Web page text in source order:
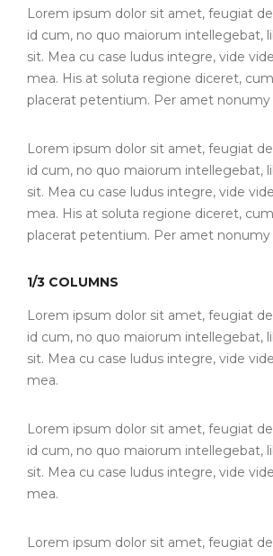
Lorem ipsum dolor sit amet, feugiat
id cum, no quo maiorum intellegebat,
sit. Mea cu case ludus integre, vide
mea. His at soluta regione diceret,
placerat petentium. Per amet nonumy
Lorem ipsum dolor sit amet, feugiat
id cum, no quo maiorum intellegebat,
sit. Mea cu case ludus integre, vide
mea. His at soluta regione diceret,
placerat petentium. Per amet nonumy
1/3 COLUMNS
Lorem ipsum dolor sit amet, feugiat
id cum, no quo maiorum intellegebat,
sit. Mea cu case ludus integre, vide
mea.
Lorem ipsum dolor sit amet, feugiat
id cum, no quo maiorum intellegebat,
sit. Mea cu case ludus integre, vide
mea.
Lorem ipsum dolor sit amet, feugiat